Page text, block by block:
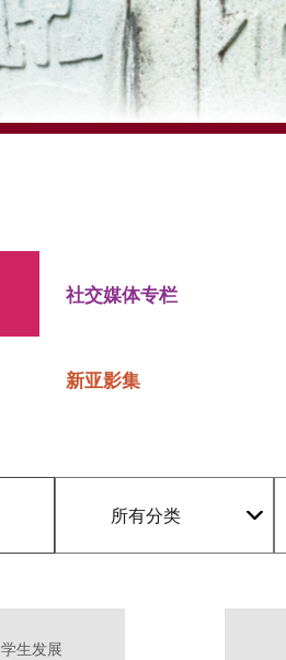
社交媒体专栏
新亚影集
所有分类
学生发展